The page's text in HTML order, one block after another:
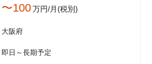
〜100万円/月(税別)
大阪府
即日～長期予定